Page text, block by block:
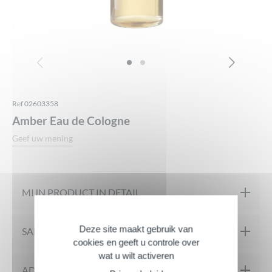
Ref 02603358
Amber Eau de Cologne
Geef uw mening
MIJN PRODUCT IN DETAIL
Een traditionele en authentieke AMBRÉE met tonen van Tijm,
Kruidnagel, Lila en Patchouli. Tussen legende en traditie, een
authentieke beweging van nu voor vrouwen en mannen.
SAMENSTELLING
INGREDIËNTEN: ALCOHOL DENAT., AQUA, PARFUM,
Deze site maakt gebruik van
cookies en geeft u controle over
wat u wilt activeren